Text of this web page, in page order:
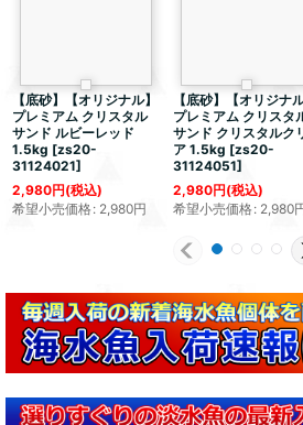
【底砂】【オリジナル】
プレミアム クリスタル
サンド ルビーレッド
1.5kg [zs20-
31124021]
2,980円(税込)
希望小売価格: 2,980円
【底砂】【オリジナル
プレミアム クリスタ
サンド クリスタルク
ア 1.5kg [zs20-
31124051]
2,980円(税込)
希望小売価格: 2,980